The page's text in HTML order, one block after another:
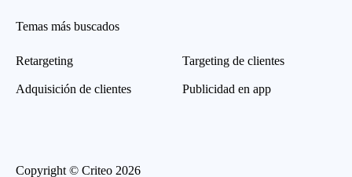
Temas más buscados
Retargeting
Adquisición de clientes
Targeting de clientes
Publicidad en app
Copyright © Criteo 2026